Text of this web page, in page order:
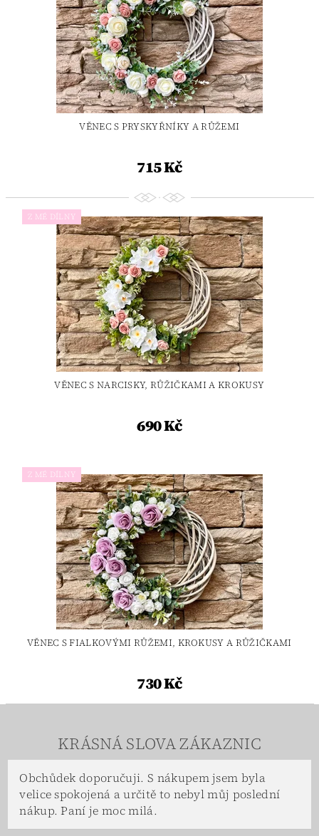
VĚNEC S PRYSKYŘNÍKY A RŮŽEMI
715 Kč
Z MÉ DÍLNY
VĚNEC S NARCISKY, RŮŽIČKAMI A KROKUSY
690 Kč
Z MÉ DÍLNY
VĚNEC S FIALKOVÝMI RŮŽEMI, KROKUSY A RŮŽIČKAMI
730 Kč
KRÁSNÁ SLOVA ZÁKAZNIC
Obchůdek doporučuji. S nákupem jsem byla
velice spokojená a určitě to nebyl můj poslední
nákup. Paní je moc milá.